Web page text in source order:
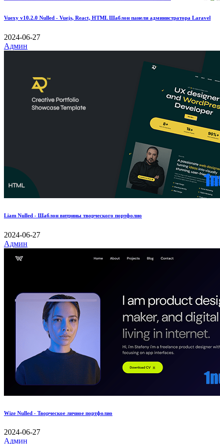
Vuexy v10.2.0 Nulled - Vuejs, React, HTML Шаблон панели администратора Laravel
2024-06-27
Админ
Liam Nulled - Шаблон витрины творческого портфолио
2024-06-27
Админ
Wize Nulled - Творческое личное портфолио
2024-06-27
Админ